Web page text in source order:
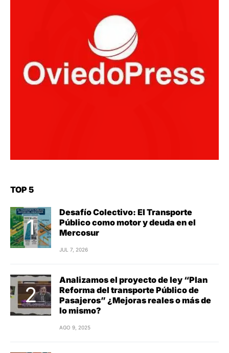
TOP 5
Desafío Colectivo: El Transporte
Público como motor y deuda en el
Mercosur
JUL 7, 2026
Analizamos el proyecto de ley “Plan
Reforma del transporte Público de
Pasajeros” ¿Mejoras reales o más de
lo mismo?
AGO 9, 2025